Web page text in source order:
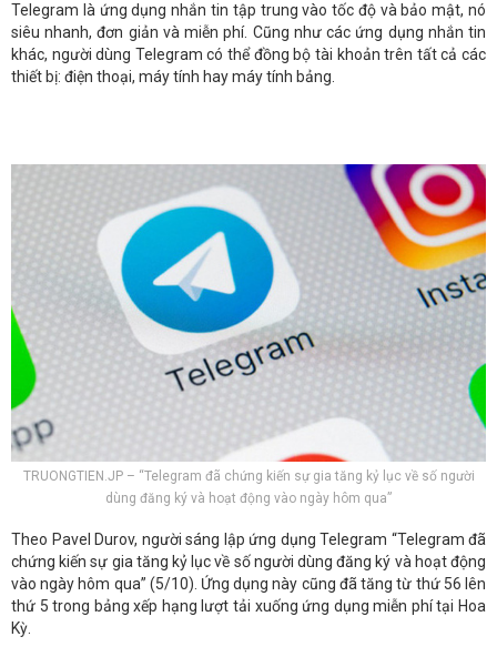
Telegram là ứng dụng nhắn tin tập trung vào tốc độ và bảo mật, nó
siêu nhanh, đơn giản và miễn phí. Cũng như các ứng dụng nhắn tin
khác, người dùng Telegram có thể đồng bộ tài khoản trên tất cả các
thiết bị: điện thoại, máy tính hay máy tính bảng.
TRUONGTIEN.JP – “Telegram đã chứng kiến ​​sự gia tăng kỷ lục về số người
dùng đăng ký và hoạt động vào ngày hôm qua”
Theo Pavel Durov, người sáng lập ứng dụng Telegram “Telegram đã
chứng kiến ​​sự gia tăng kỷ lục về số người dùng đăng ký và hoạt động
vào ngày hôm qua” (5/10). Ứng dụng này cũng đã tăng từ thứ 56 lên
thứ 5 trong bảng xếp hạng lượt tải xuống ứng dụng miễn phí tại Hoa
Kỳ.